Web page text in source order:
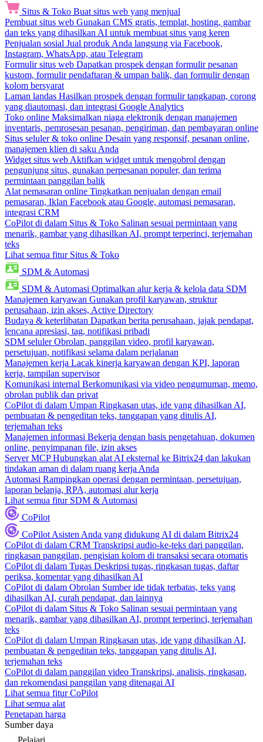
Situs & Toko Buat situs web yang menjual
Pembuat situs web Gunakan CMS gratis, templat, hosting, gambar
dan teks yang dihasilkan AI untuk membuat situs yang keren
Penjualan sosial Jual produk Anda langsung via Facebook,
Instagram, WhatsApp, atau Telegram
Formulir situs web Dapatkan prospek dengan formulir pesanan
kustom, formulir pendaftaran & umpan balik, dan formulir dengan
kolom bersyarat
Laman landas Hasilkan prospek dengan formulir tangkapan, corong
yang diautomasi, dan integrasi Google Analytics
Toko online Maksimalkan niaga elektronik dengan manajemen
inventaris, pemrosesan pesanan, pengiriman, dan pembayaran online
Situs seluler & toko online Desain yang responsif, pesanan online,
manajemen klien di saku Anda
Widget situs web Aktifkan widget untuk mengobrol dengan
pengunjung situs, gunakan perpesanan populer, dan terima
permintaan panggilan balik
Alat pemasaran online Tingkatkan penjualan dengan email
pemasaran, Iklan Facebook atau Google, automasi pemasaran,
integrasi CRM
CoPilot di dalam Situs & Toko Salinan sesuai permintaan yang
menarik, gambar yang dihasilkan AI, prompt terperinci, terjemahan
teks
Lihat semua fitur Situs & Toko
SDM & Automasi
SDM & Automasi Optimalkan alur kerja & kelola data SDM
Manajemen karyawan Gunakan profil karyawan, struktur
perusahaan, izin akses, Active Directory
Budaya & keterlibatan Dapatkan berita perusahaan, jajak pendapat,
lencana apresiasi, tag, notifikasi pribadi
SDM seluler Obrolan, panggilan video, profil karyawan,
persetujuan, notifikasi selama dalam perjalanan
Manajemen kerja Lacak kinerja karyawan dengan KPI, laporan
kerja, tampilan supervisor
Komunikasi internal Berkomunikasi via video pengumuman, memo,
obrolan publik dan privat
CoPilot di dalam Umpan Ringkasan utas, ide yang dihasilkan AI,
pembuatan & pengeditan teks, tanggapan yang ditulis AI,
terjemahan teks
Manajemen informasi Bekerja dengan basis pengetahuan, dokumen
online, penyimpanan file, izin akses
Server MCP Hubungkan alat AI eksternal ke Bitrix24 dan lakukan
tindakan aman di dalam ruang kerja Anda
Automasi Rampingkan operasi dengan permintaan, persetujuan,
laporan belanja, RPA, automasi alur kerja
Lihat semua fitur SDM & Automasi
CoPilot
CoPilot Asisten Anda yang didukung AI di dalam Bitrix24
CoPilot di dalam CRM Transkripsi audio-ke-teks dari panggilan,
ringkasan panggilan, pengisian kolom di transaksi secara otomatis
CoPilot di dalam Tugas Deskripsi tugas, ringkasan tugas, daftar
periksa, komentar yang dihasilkan AI
CoPilot di dalam Obrolan Sumber ide tidak terbatas, teks yang
dihasilkan AI, curah pendapat, dan lainnya
CoPilot di dalam Situs & Toko Salinan sesuai permintaan yang
menarik, gambar yang dihasilkan AI, prompt terperinci, terjemahan
teks
CoPilot di dalam Umpan Ringkasan utas, ide yang dihasilkan AI,
pembuatan & pengeditan teks, tanggapan yang ditulis AI,
terjemahan teks
CoPilot di dalam panggilan video Transkripsi, analisis, ringkasan,
dan rekomendasi panggilan yang ditenagai AI
Lihat semua fitur CoPilot
Lihat semua alat
Penetapan harga
Sumber daya
Pelajari